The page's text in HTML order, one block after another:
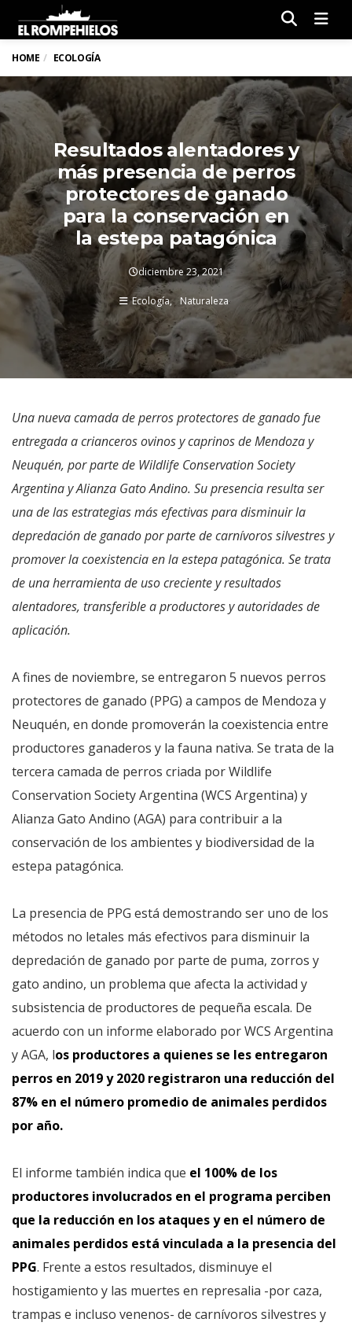
HOME ECOLOGÍA
Resultados alentadores y
más presencia de perros
protectores de ganado
para la conservación en
la estepa patagónica
diciembre 23, 2021
Ecología Naturaleza
Una nueva camada de perros protectores de ganado fue
entregada a crianceros ovinos y caprinos de Mendoza y
Neuquén, por parte de Wildlife Conservation Society
Argentina y Alianza Gato Andino. Su presencia resulta ser
una de las estrategias más efectivas para disminuir la
depredación de ganado por parte de carnívoros silvestres y
promover la coexistencia en la estepa patagónica. Se trata
de una herramienta de uso creciente y resultados
alentadores, transferible a productores y autoridades de
aplicación.
A fines de noviembre, se entregaron 5 nuevos perros
protectores de ganado (PPG) a campos de Mendoza y
Neuquén, en donde promoverán la coexistencia entre
productores ganaderos y la fauna nativa. Se trata de la
tercera camada de perros criada por Wildlife
Conservation Society Argentina (WCS Argentina) y
Alianza Gato Andino (AGA) para contribuir a la
conservación de los ambientes y biodiversidad de la
estepa patagónica.
La presencia de PPG está demostrando ser uno de los
métodos no letales más efectivos para disminuir la
depredación de ganado por parte de puma, zorros y
gato andino, un problema que afecta la actividad y
subsistencia de productores de pequeña escala. De
acuerdo con un informe elaborado por WCS Argentina
y AGA, los productores a quienes se les entregaron
perros en 2019 y 2020 registraron una reducción del
87% en el número promedio de animales perdidos
por año.
El informe también indica que el 100% de los
productores involucrados en el programa perciben
que la reducción en los ataques y en el número de
animales perdidos está vinculada a la presencia del
PPG. Frente a estos resultados, disminuye el
hostigamiento y las muertes en represalia -por caza,
trampas e incluso venenos- de carnívoros silvestres y